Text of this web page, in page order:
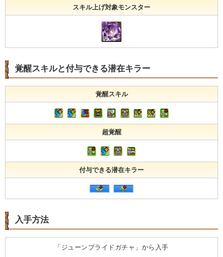
スキル上げ対象モンスター
覚醒スキルと付与できる潜在キラー
覚醒スキル
超覚醒
付与できる潜在キラー
入手方法
「ジューンブライドガチャ」から入手